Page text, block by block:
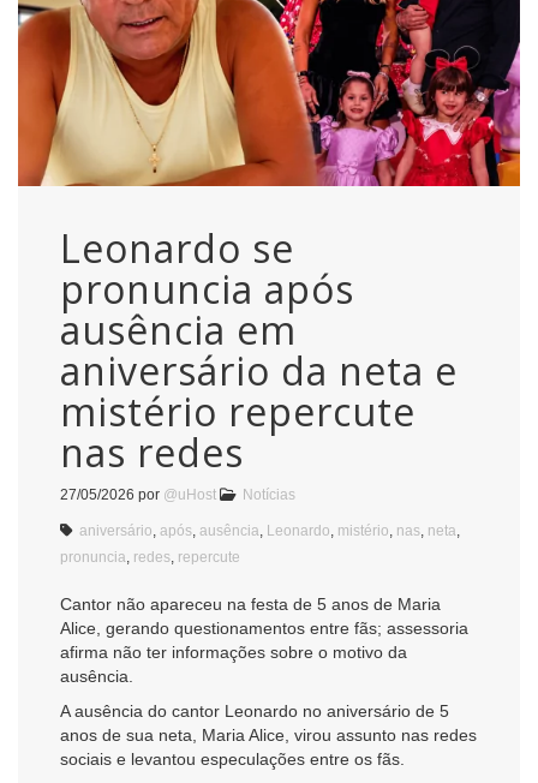
Leonardo se
pronuncia após
ausência em
aniversário da neta e
mistério repercute
nas redes
27/05/2026 por @uHost Notícias
aniversário após ausência Leonardo mistério nas neta
pronuncia redes repercute
Cantor não apareceu na festa de 5 anos de Maria
Alice, gerando questionamentos entre fãs; assessoria
afirma não ter informações sobre o motivo da
ausência.
A ausência do cantor Leonardo no aniversário de 5
anos de sua neta, Maria Alice, virou assunto nas redes
sociais e levantou especulações entre os fãs.